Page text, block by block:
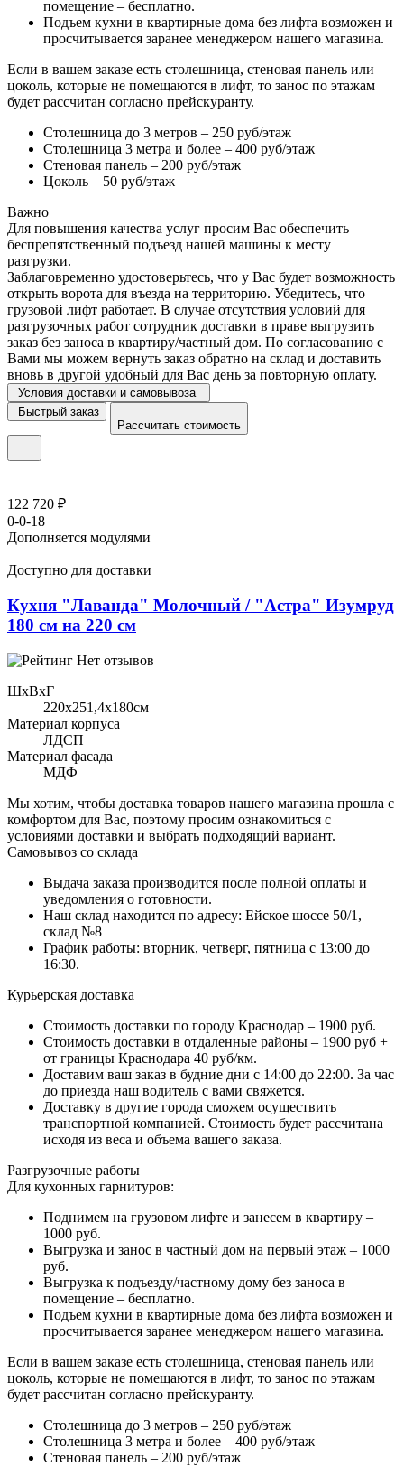
помещение – бесплатно.
Подъем кухни в квартирные дома без лифта возможен и
просчитывается заранее менеджером нашего магазина.
Если в вашем заказе есть столешница, стеновая панель или
цоколь, которые не помещаются в лифт, то занос по этажам
будет рассчитан согласно прейскуранту.
Столешница до 3 метров – 250 руб/этаж
Столешница 3 метра и более – 400 руб/этаж
Стеновая панель – 200 руб/этаж
Цоколь – 50 руб/этаж
Важно
Для повышения качества услуг просим Вас обеспечить
беспрепятственный подъезд нашей машины к месту
разгрузки.
Заблаговременно удостоверьтесь, что у Вас будет возможность
открыть ворота для въезда на территорию. Убедитесь, что
грузовой лифт работает. В случае отсутствия условий для
разгрузочных работ сотрудник доставки в праве выгрузить
заказ без заноса в квартиру/частный дом. По согласованию с
Вами мы можем вернуть заказ обратно на склад и доставить
вновь в другой удобный для Вас день за повторную оплату.
Условия доставки и самовывоза
Быстрый заказ
Рассчитать стоимость
122 720 ₽
0-0-18
Дополняется модулями
Доступно для доставки
Кухня "Лаванда" Молочный / "Астра" Изумруд
180 см на 220 см
Нет отзывов
ШхВхГ
220x251,4х180см
Материал корпуса
ЛДСП
Материал фасада
МДФ
Мы хотим, чтобы доставка товаров нашего магазина прошла с
комфортом для Вас, поэтому просим ознакомиться с
условиями доставки и выбрать подходящий вариант.
Самовывоз со склада
Выдача заказа производится после полной оплаты и
уведомления о готовности.
Наш склад находится по адресу: Ейское шоссе 50/1,
склад №8
График работы: вторник, четверг, пятница с 13:00 до
16:30.
Курьерская доставка
Стоимость доставки по городу Краснодар – 1900 руб.
Стоимость доставки в отдаленные районы – 1900 руб +
от границы Краснодара 40 руб/км.
Доставим ваш заказ в будние дни с 14:00 до 22:00. За час
до приезда наш водитель с вами свяжется.
Доставку в другие города сможем осуществить
транспортной компанией. Стоимость будет рассчитана
исходя из веса и объема вашего заказа.
Разгрузочные работы
Для кухонных гарнитуров:
Поднимем на грузовом лифте и занесем в квартиру –
1000 руб.
Выгрузка и занос в частный дом на первый этаж – 1000
руб.
Выгрузка к подъезду/частному дому без заноса в
помещение – бесплатно.
Подъем кухни в квартирные дома без лифта возможен и
просчитывается заранее менеджером нашего магазина.
Если в вашем заказе есть столешница, стеновая панель или
цоколь, которые не помещаются в лифт, то занос по этажам
будет рассчитан согласно прейскуранту.
Столешница до 3 метров – 250 руб/этаж
Столешница 3 метра и более – 400 руб/этаж
Стеновая панель – 200 руб/этаж